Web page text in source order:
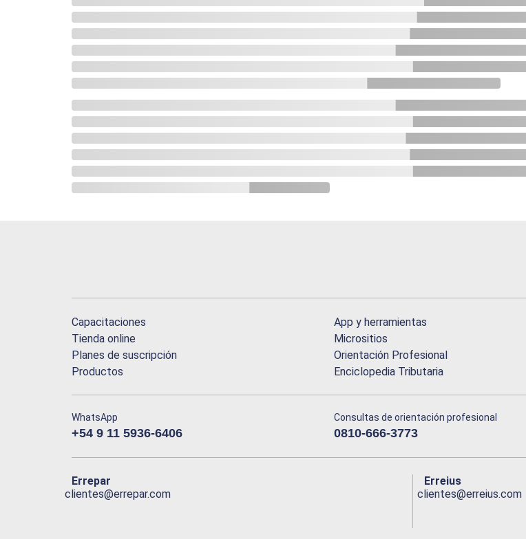
Capacitaciones
Tienda online
Planes de suscripción
Productos
App y herramientas
Micrositios
Orientación Profesional
Enciclopedia Tributaria
WhatsApp
+54 9 11 5936-6406
Consultas de orientación profesional
0810-666-3773
Errepar
clientes@errepar.com
Erreius
clientes@erreius.com